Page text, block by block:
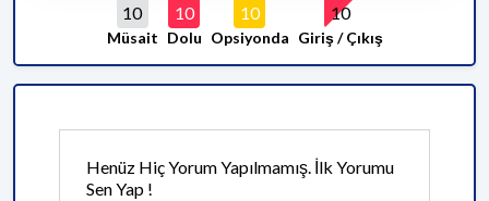
10
Müsait
10
Dolu
10
Opsiyonda
10
Giriş / Çıkış
Henüz Hiç Yorum Yapılmamış. İlk Yorumu
Sen Yap !